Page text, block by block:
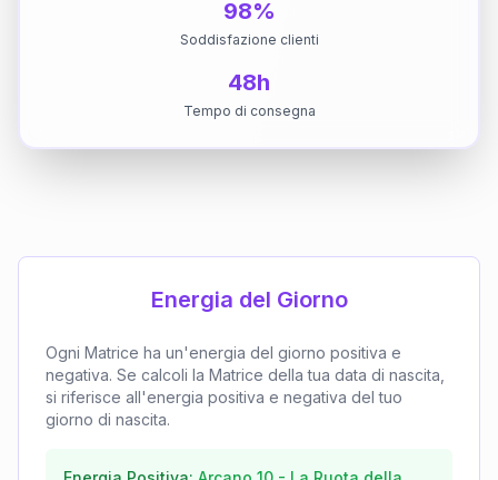
98%
Soddisfazione clienti
48h
Tempo di consegna
Energia del Giorno
Ogni Matrice ha un'energia del giorno positiva e
negativa. Se calcoli la Matrice della tua data di nascita,
si riferisce all'energia positiva e negativa del tuo
giorno di nascita.